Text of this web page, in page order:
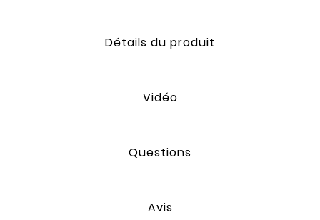
Détails du produit
Vidéo
Questions
Avis